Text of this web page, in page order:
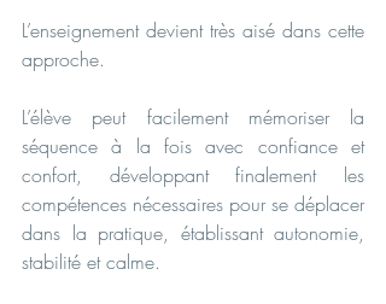
L’enseignement devient très aisé dans cette
approche.
L’élève peut facilement mémoriser la
séquence à la fois avec confiance et
confort, développant finalement les
compétences nécessaires pour se déplacer
dans la pratique, établissant autonomie,
stabilité et calme.